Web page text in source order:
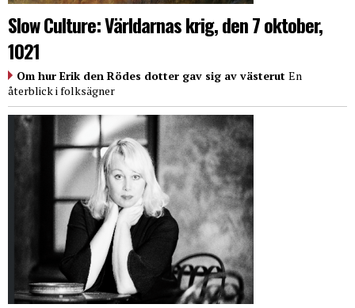
Slow Culture: Världarnas krig, den 7 oktober,
1021
Om hur Erik den Rödes dotter gav sig av västerut En
återblick i folksägner